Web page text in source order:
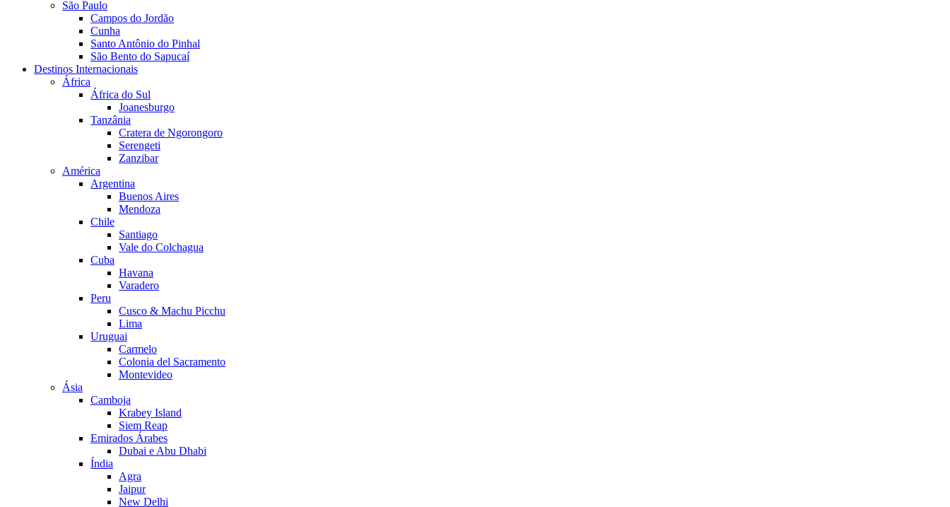
São Paulo
Campos do Jordão
Cunha
Santo Antônio do Pinhal
São Bento do Sapucaí
Destinos Internacionais
África
África do Sul
Joanesburgo
Tanzânia
Cratera de Ngorongoro
Serengeti
Zanzibar
América
Argentina
Buenos Aires
Mendoza
Chile
Santiago
Vale do Colchagua
Cuba
Havana
Varadero
Peru
Cusco & Machu Picchu
Lima
Uruguai
Carmelo
Colonia del Sacramento
Montevideo
Ásia
Camboja
Krabey Island
Siem Reap
Emirados Árabes
Dubai e Abu Dhabi
Índia
Agra
Jaipur
New Delhi